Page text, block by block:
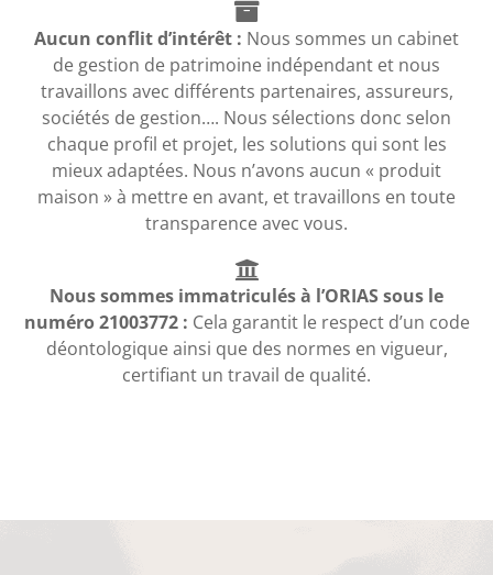
Aucun conflit d’intérêt : Nous sommes un cabinet
de gestion de patrimoine indépendant et nous
travaillons avec différents partenaires, assureurs,
sociétés de gestion…. Nous sélections donc selon
chaque profil et projet, les solutions qui sont les
mieux adaptées. Nous n’avons aucun « produit
maison » à mettre en avant, et travaillons en toute
transparence avec vous.
Nous sommes immatriculés à l’ORIAS sous le
numéro 21003772 : Cela garantit le respect d’un code
déontologique ainsi que des normes en vigueur,
certifiant un travail de qualité.